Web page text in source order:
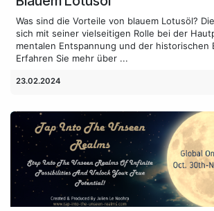
Was sind die Vorteile von blauem Lotusöl?
sich mit seiner vielseitigen Rolle bei der
mentalen Entspannung und der historischen
Erfahren Sie mehr über ...
23.02.2024